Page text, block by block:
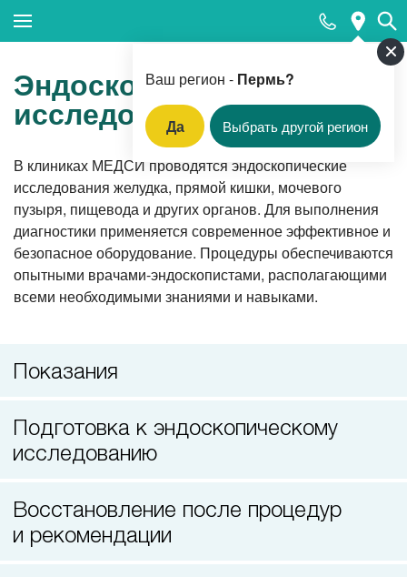
Ваш регион - Пермь?
Да Выбрать другой регион
Популярные запросы
Прием педиатра
МРТ
КТ
Прием гинеколога
Приём врача-стоматолога
Эндоскопические
исследования
В клиниках МЕДСИ проводятся эндоскопические
исследования желудка, прямой кишки, мочевого
пузыря, пищевода и других органов. Для выполнения
диагностики применяется современное эффективное и
безопасное оборудование. Процедуры обеспечиваются
опытными врачами-эндоскопистами, располагающими
всеми необходимыми знаниями и навыками.
Показания
Подготовка к эндоскопическому
исследованию
Восстановление после процедур
и рекомендации